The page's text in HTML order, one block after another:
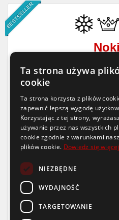
BESTSELLER
235/40 R19
Dostępność
>16 szt.
Wysyłka
3-5 dni
Dodaj czujnik TPMS w
Ta strona używa
cookie
Ta strona korzysta z plików
zapewnić lepszą wygodę
Korzystając z tej strony,
używanie przez nas wszystkich
cookie zgodnie z warunkami
plików cookie. Dowiedz się więcej
NIEZBĘDNE
WYDAJNOŚĆ
TARGETOWANIE